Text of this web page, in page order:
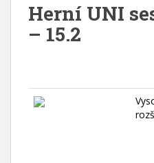
Herní UNI
– 15.2